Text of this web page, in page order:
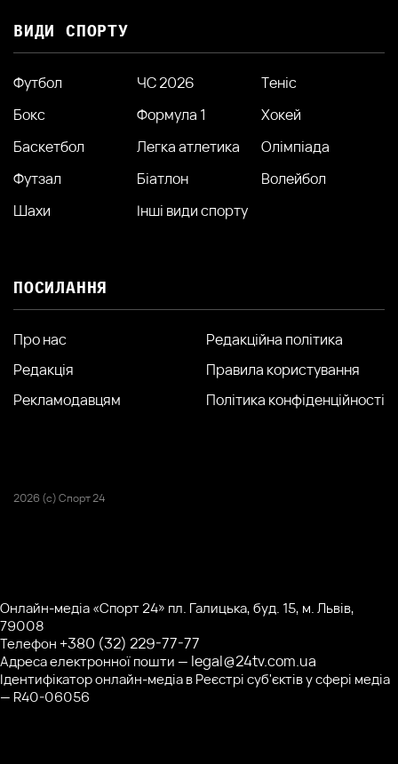
ВИДИ СПОРТУ
Футбол ЧС 2026
Теніс
Бокс
Формула 1
Хокей
Баскетбол
Легка атлетика
Олімпіада
Футзал
Біатлон
Волейбол
Шахи
Інші види спорту
ПОСИЛАННЯ
Про нас
Редакція
Рекламодавцям
Редакційна політика
Правила користування
Політика конфіденційності
2026 (с) Спорт 24
Онлайн-медіа «Спорт 24» пл. Галицька, буд. 15, м. Львів,
79008
Телефон +380 (32) 229-77-77
Адреса електронної пошти — legal@24tv.com.ua
Ідентифікатор онлайн-медіа в Реєстрі суб'єктів у сфері медіа
— R40-06056